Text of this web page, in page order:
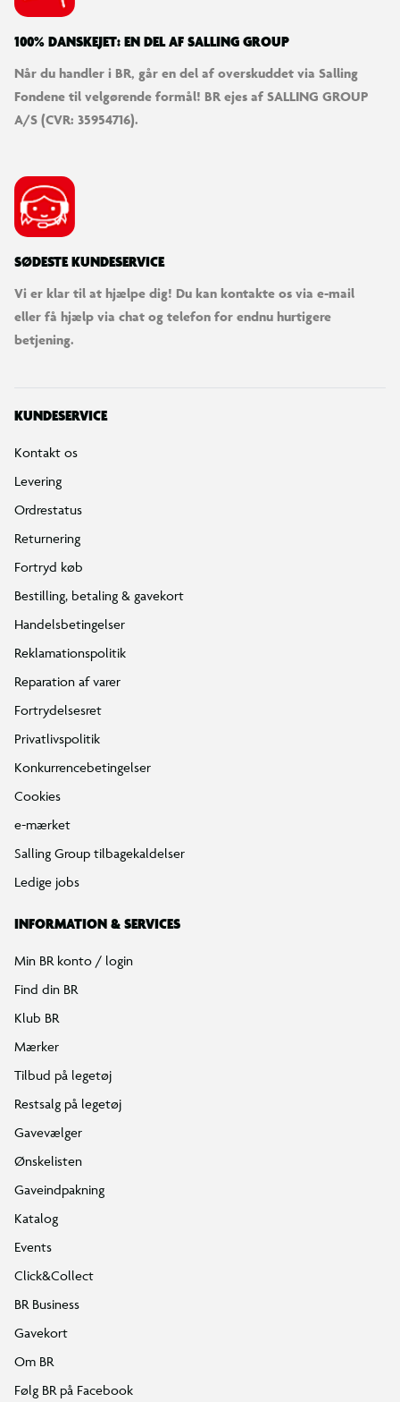
100% DANSKEJET: EN DEL AF SALLING GROUP
Når du handler i BR, går en del af overskuddet via Salling
Fondene til velgørende formål! BR ejes af SALLING GROUP
A/S (CVR: 35954716).
SØDESTE KUNDESERVICE
Vi er klar til at hjælpe dig! Du kan kontakte os via e-mail
eller få hjælp via chat og telefon for endnu hurtigere
betjening.
KUNDESERVICE
Kontakt os
Levering
Ordrestatus
Returnering
Fortryd køb
Bestilling, betaling & gavekort
Handelsbetingelser
Reklamationspolitik
Reparation af varer
Fortrydelsesret
Privatlivspolitik
Konkurrencebetingelser
Cookies
e-mærket
Salling Group tilbagekaldelser
Ledige jobs
INFORMATION & SERVICES
Min BR konto / login
Find din BR
Klub BR
Mærker
Tilbud på legetøj
Restsalg på legetøj
Gavevælger
Ønskelisten
Gaveindpakning
Katalog
Events
Click&Collect
BR Business
Gavekort
Om BR
Følg BR på Facebook